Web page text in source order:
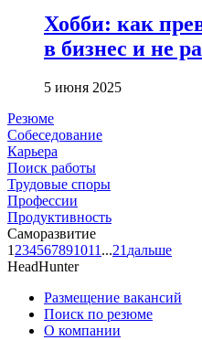
Хобби: как
в бизнес и не
5 июня 2025
Резюме
Собеседование
Карьера
Поиск работы
Трудовые споры
Профессии
Продуктивность
Саморазвитие
1 234567891011 ...21 дальше
HeadHunter
Размещение вакансий
Поиск по резюме
О компании